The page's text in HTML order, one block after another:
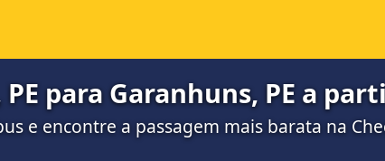
para Garanhuns, PE a
e encontre a passagem mais barata na